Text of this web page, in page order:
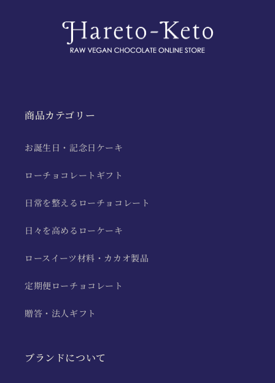
商品カテゴリー
お誕生日・記念日ケーキ
ローチョコレートギフト
日常を整えるローチョコレート
日々を高めるローケーキ
ロースイーツ材料・カカオ製品
定期便ローチョコレート
贈答・法人ギフト
ブランドについて